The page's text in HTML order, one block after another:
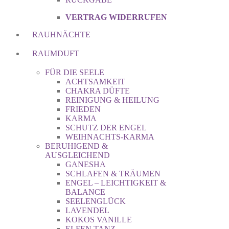
VERTRAG WIDERRUFEN
RAUHNÄCHTE
RAUMDUFT
FÜR DIE SEELE
ACHTSAMKEIT
CHAKRA DÜFTE
REINIGUNG & HEILUNG
FRIEDEN
KARMA
SCHUTZ DER ENGEL
WEIHNACHTS-KARMA
BERUHIGEND &
AUSGLEICHEND
GANESHA
SCHLAFEN & TRÄUMEN
ENGEL – LEICHTIGKEIT &
BALANCE
SEELENGLÜCK
LAVENDEL
KOKOS VANILLE